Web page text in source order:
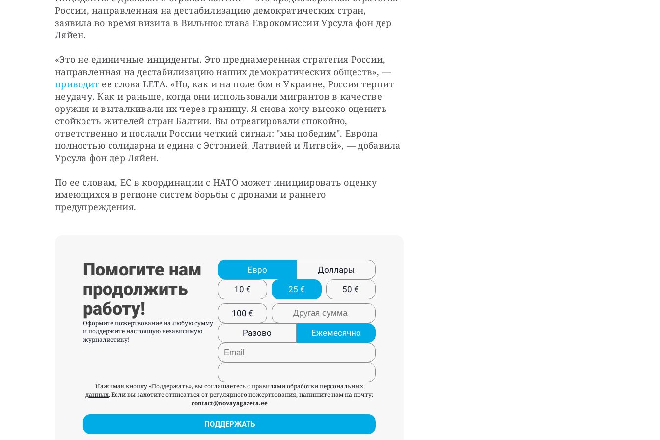
России, направленная на дестабилизацию демократических стран,
заявила во время визита в Вильнюс глава Еврокомиссии Урсула фон дер
Ляйен.
«Это не единичные инциденты. Это преднамеренная стратегия России,
приводит ее слова LETA. «Но, как и на поле боя в Украине, Россия терпит
неудачу. Как и раньше, когда они использовали мигрантов в качестве
оружия и выталкивали их через границу. Я снова хочу высоко оценить
стойкость жителей стран Балтии. Вы отреагировали спокойно,
ответственно и послали России четкий сигнал: "мы победим". Европа
полностью солидарна и едина с Эстонией, Латвией и Литвой», — добавила
Урсула фон дер Ляйен.
По ее словам, ЕС в координации с НАТО может инициировать оценку
имеющихся в регионе систем борьбы с дронами и раннего
предупреждения.
Помогите нам
продолжить
работу!
Оформите пожертвование на любую сумму
и поддержите настоящую независимую
журналистику!
Евро
Доллары
10 € 25 € 50 €
100 €
Разово
Ежемесячно
Нажимая кнопку «Поддержать», вы соглашаетесь справилами обработки персональных
данных. Если вы захотите отписаться от регулярного пожертвования, напишите нам на почту:
contact@novayagazeta.ee
ПОДДЕРЖАТЬ